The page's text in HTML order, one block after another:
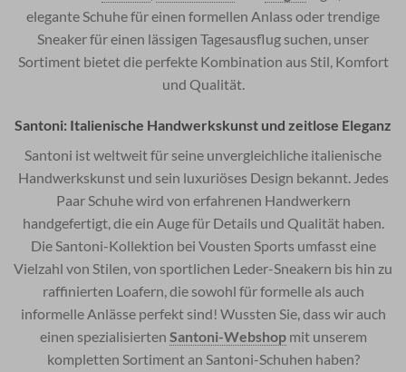
elegante Schuhe für einen formellen Anlass oder trendige
Sneaker für einen lässigen Tagesausflug suchen, unser
Sortiment bietet die perfekte Kombination aus Stil, Komfort
und Qualität.
Santoni: Italienische Handwerkskunst und zeitlose Eleganz
Santoni ist weltweit für seine unvergleichliche italienische
Handwerkskunst und sein luxuriöses Design bekannt. Jedes
Paar Schuhe wird von erfahrenen Handwerkern
handgefertigt, die ein Auge für Details und Qualität haben.
Die Santoni-Kollektion bei Vousten Sports umfasst eine
Vielzahl von Stilen, von sportlichen Leder-Sneakern bis hin zu
raffinierten Loafern, die sowohl für formelle als auch
informelle Anlässe perfekt sind! Wussten Sie, dass wir auch
einen spezialisierten Santoni-Webshopmit unserem
kompletten Sortiment an Santoni-Schuhen haben?